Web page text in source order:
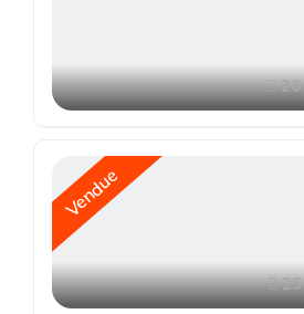
26
Vendue
25